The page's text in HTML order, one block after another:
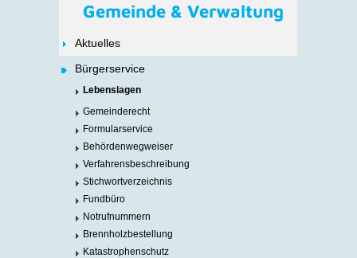
Gemeinde & Verwaltung
Aktuelles
Bürgerservice
Lebenslagen
Gemeinderecht
Formularservice
Behördenwegweiser
Verfahrensbeschreibung
Stichwortverzeichnis
Fundbüro
Notrufnummern
Brennholzbestellung
Katastrophenschutz